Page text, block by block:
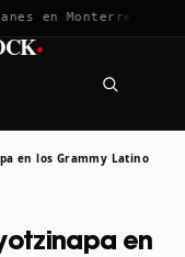
en Monterrey · 12
·
en los Grammy Latino
en